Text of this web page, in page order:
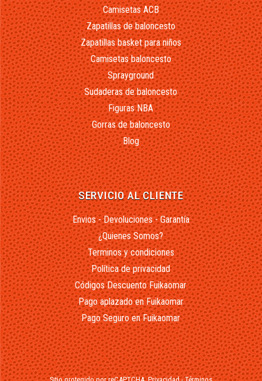
Camisetas ACB
Zapatillas de baloncesto
Zapatillas basket para niños
Camisetas baloncesto
Sprayground
Sudaderas de baloncesto
Figuras NBA
Gorras de baloncesto
Blog
SERVICIO AL CLIENTE
Envios - Devoluciones - Garantía
¿Quienes Somos?
Terminos y condiciones
Política de privacidad
Códigos Descuento Fuikaomar
Pago aplazado en Fuikaomar
Pago Seguro en Fuikaomar